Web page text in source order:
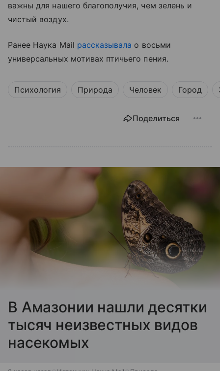
важны для нашего благополучия, чем зелень и
чистый воздух.
Ранее Наука Mail рассказывала о восьми
универсальных мотивах птичьего пения.
Психология Природа Человек Город
Поделиться
В Амазонии нашли десятки
тысяч неизвестных видов
насекомых